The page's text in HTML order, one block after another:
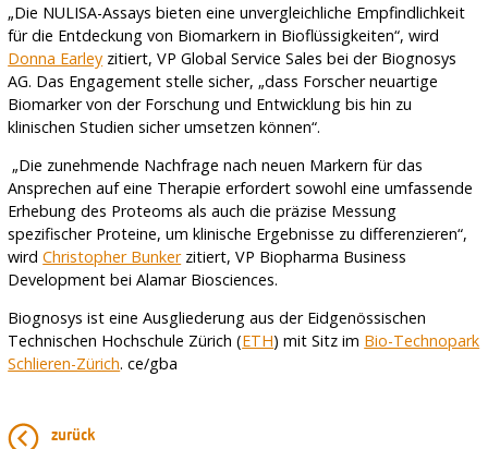
„Die NULISA-Assays bieten eine unvergleichliche Empfindlichkeit
für die Entdeckung von Biomarkern in Bioflüssigkeiten“, wird
Donna Earley zitiert, VP Global Service Sales bei der Biognosys
AG. Das Engagement stelle sicher, „dass Forscher neuartige
Biomarker von der Forschung und Entwicklung bis hin zu
klinischen Studien sicher umsetzen können“.
„Die zunehmende Nachfrage nach neuen Markern für das
Ansprechen auf eine Therapie erfordert sowohl eine umfassende
Erhebung des Proteoms als auch die präzise Messung
spezifischer Proteine, um klinische Ergebnisse zu differenzieren“,
wirdChristopher Bunkerzitiert, VP Biopharma Business
Development bei Alamar Biosciences.
Biognosys ist eine Ausgliederung aus der Eidgenössischen
Technischen Hochschule Zürich (ETH) mit Sitz im Bio-Technopark
Schlieren-Zürich. ce/gba
zurück